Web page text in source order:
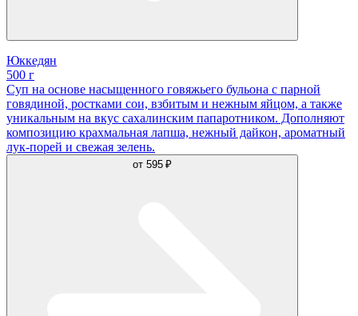
Юккедян
500 г
Суп на основе насыщенного говяжьего бульона с парной
говядиной, ростками сои, взбитым и нежным яйцом, а также
уникальным на вкус сахалинским папаротником. Дополняют
композицию крахмальная лапша, нежный дайкон, ароматный
лук-порей и свежая зелень.
от 595 ₽